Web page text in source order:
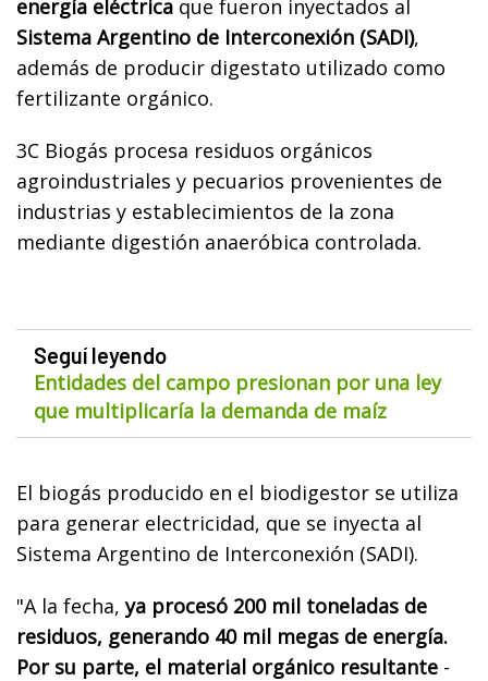
energía eléctrica que fueron inyectados al
Sistema Argentino de Interconexión (SADI),
además de producir digestato utilizado como
fertilizante orgánico.
3C Biogás procesa residuos orgánicos
agroindustriales y pecuarios provenientes de
industrias y establecimientos de la zona
mediante digestión anaeróbica controlada.
Seguí leyendo
Entidades del campo presionan por una ley
que multiplicaría la demanda de maíz
El biogás producido en el biodigestor se utiliza
para generar electricidad, que se inyecta al
Sistema Argentino de Interconexión (SADI).
"A la fecha,ya procesó 200 mil toneladas de
residuos, generando 40 mil megas de energía.
Por su parte, el material orgánico resultante -